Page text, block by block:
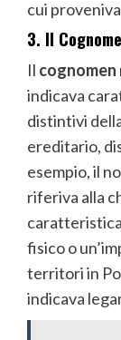
cui proveniva
3. Il
Il cognomen
indicava
distintivi
ereditario,
esempio, il
riferiva alla
fisico o
territori in
indicava